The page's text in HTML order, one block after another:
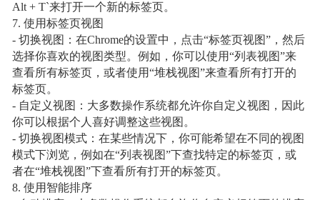
Alt + T`来打开一个新的标签页。
7. 使用标签页视图
- 切换视图：在Chrome的设置中，点击“标签页视图”，然后
选择你喜欢的视图类型。例如，你可以使用“列表视图”来
查看所有标签页，或者使用“堆栈视图”来查看所有打开的
标签页。
- 自定义视图：大多数操作系统都允许你自定义视图，因此
你可以根据个人喜好调整这些视图。
- 切换视图模式：在某些情况下，你可能希望在不同的视图
模式下浏览，例如在“列表视图”下查找特定的标签页，或
者在“堆栈视图”下查看所有打开的标签页。
8. 使用智能排序